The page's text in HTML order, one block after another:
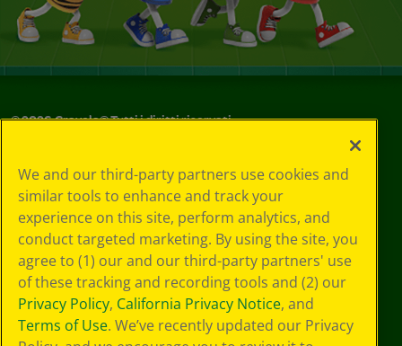
©2026Crayola® Tutti i diritti riservati.
in materia di
privacy
Informativa sulla
privacy
Termini SMS
GDPR
Informativa sulla
privacy di CA
Technologies
We and our third-party partners use cookies and
similar tools to enhance and track your
experience on this site, perform analytics, and
conduct targeted marketing. By using the site, you
agree to (1) our and our third-party partners' use
of these tracking and recording tools and (2) our
Privacy Policy, California Privacy Notice, and
Terms of Use. We’ve recently updated our Privacy